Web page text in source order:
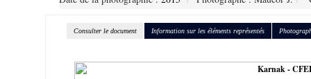
Consulter le document Information sur les éléments représentés